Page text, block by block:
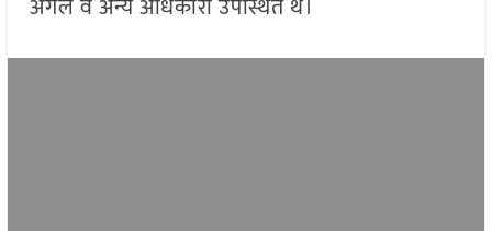
अर्गल व अन्य अधिकारी उपस्थित थे।